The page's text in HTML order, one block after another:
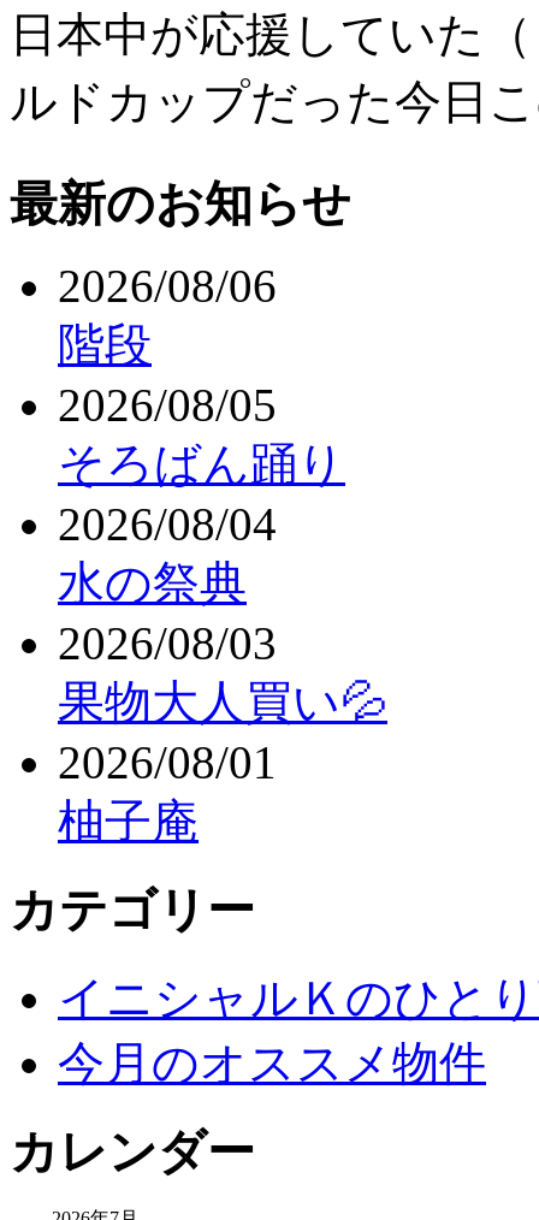
日本中が応援していた
ルドカップだった今日
最新のお知らせ
2026/08/06
階段
2026/08/05
そろばん踊り
2026/08/04
水の祭典
2026/08/03
果物大人買い💦
2026/08/01
柚子庵
カテゴリー
イニシャルＫのひと
今月のオススメ物件
カレンダー